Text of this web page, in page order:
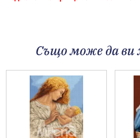
Също може да ви